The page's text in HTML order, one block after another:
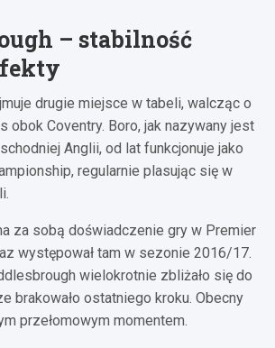
– stabilność
drugie miejsce w tabeli, walcząc o
obok Coventry. Boro, jak nazywany jest
Anglii, od lat funkcjonuje jako
regularnie plasując się w
za sobą doświadczenie gry w Premier
występował tam w sezonie 2016/17.
wielokrotnie zbliżało się do
brakowało ostatniego kroku. Obecny
przełomowym momentem.